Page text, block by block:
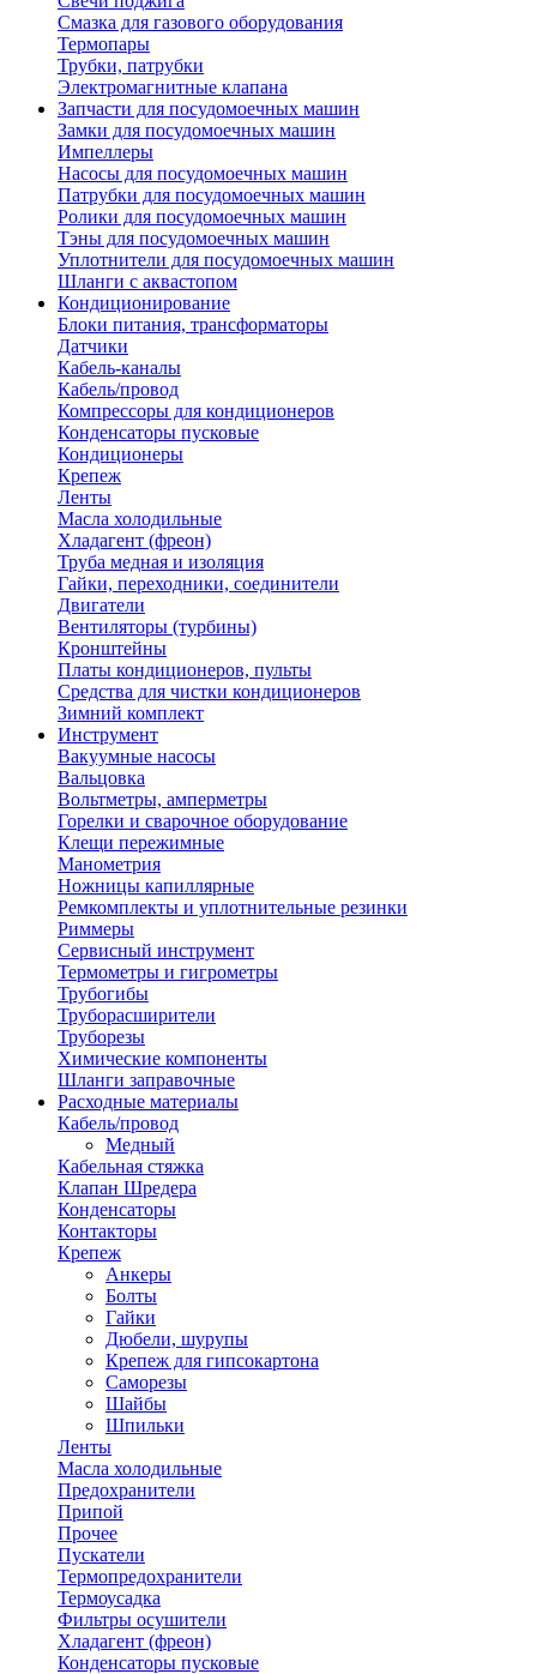
Смазка для газового оборудования
Термопары
Трубки, патрубки
Электромагнитные клапана
Запчасти для посудомоечных машин
Замки для посудомоечных машин
Импеллеры
Насосы для посудомоечных машин
Патрубки для посудомоечных машин
Ролики для посудомоечных машин
Тэны для посудомоечных машин
Уплотнители для посудомоечных машин
Шланги с аквастопом
Кондиционирование
Блоки питания, трансформаторы
Датчики
Кабель-каналы
Кабель/провод
Компрессоры для кондиционеров
Конденсаторы пусковые
Кондиционеры
Крепеж
Ленты
Масла холодильные
Хладагент (фреон)
Труба медная и изоляция
Гайки, переходники, соединители
Двигатели
Вентиляторы (турбины)
Кронштейны
Платы кондиционеров, пульты
Средства для чистки кондиционеров
Зимний комплект
Инструмент
Вакуумные насосы
Вальцовка
Вольтметры, амперметры
Горелки и сварочное оборудование
Клещи пережимные
Манометрия
Ножницы капиллярные
Ремкомплекты и уплотнительные резинки
Риммеры
Сервисный инструмент
Термометры и гигрометры
Трубогибы
Труборасширители
Труборезы
Химические компоненты
Шланги заправочные
Расходные материалы
Кабель/провод
Медный
Кабельная стяжка
Клапан Шредера
Конденсаторы
Контакторы
Крепеж
Анкеры
Болты
Гайки
Дюбели, шурупы
Крепеж для гипсокартона
Саморезы
Шайбы
Шпильки
Ленты
Масла холодильные
Предохранители
Припой
Прочее
Пускатели
Термопредохранители
Термоусадка
Фильтры осушители
Хладагент (фреон)
Конденсаторы пусковые